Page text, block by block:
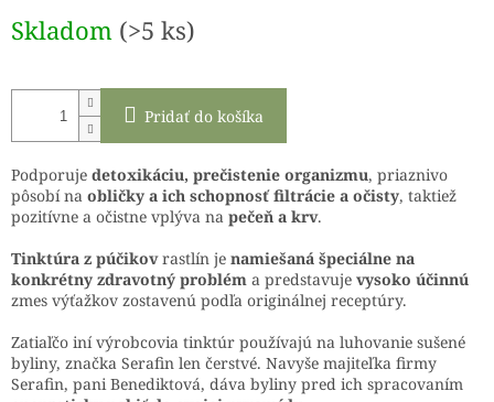
cena:
Skladom (>5 ks)
Pridať do košíka
Podporuje detoxikáciu, prečistenie organizmu, priaznivo
pôsobí na obličky a ich schopnosť filtrácie a očisty, taktiež
pozitívne a očistne vplýva na pečeň a krv.
Tinktúra z púčikovrastlín je namiešaná špeciálne na
konkrétny zdravotný problém a predstavuje vysoko účinnú
zmes výťažkov zostavenú podľa originálnej receptúry.
Zatiaľčo iní výrobcovia tinktúr používajú na luhovanie sušené
byliny, značka Serafin len čerstvé. Navyše majiteľka firmy
Serafin, pani Benediktová, dáva byliny pred ich spracovaním